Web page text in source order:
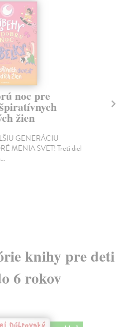
noc pre
žien
GENERÁCIU
MENIA SVET! Tretí diel
knihy pre deti
6 rokov